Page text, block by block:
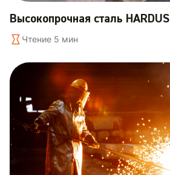
Высокопрочная сталь HARDUS
Чтение 5 мин